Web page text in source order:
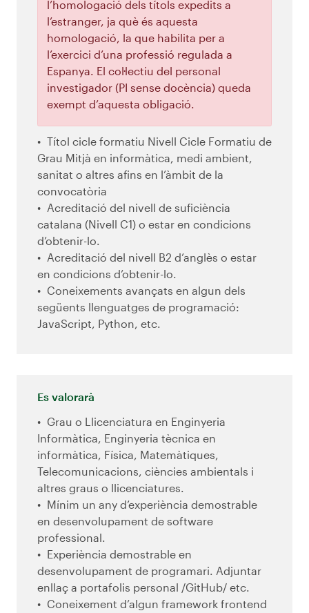
l’homologació dels títols expedits a
l’estranger, ja què és aquesta
homologació, la que habilita per a
l’exercici d’una professió regulada a
Espanya. El col·lectiu del personal
investigador (PI sense docència) queda
exempt d’aquesta obligació.
Títol cicle formatiu Nivell Cicle Formatiu de
Grau Mitjà en informàtica, medi ambient,
sanitat o altres afins en l’àmbit de la
convocatòria
Acreditació del nivell de suficiència
catalana (Nivell C1) o estar en condicions
d’obtenir-lo.
Acreditació del nivell B2 d’anglès o estar
en condicions d’obtenir-lo.
Coneixements avançats en algun dels
següents llenguatges de programació:
JavaScript, Python, etc.
Es valorarà
Grau o Llicenciatura en Enginyeria
Informàtica, Enginyeria tècnica en
informàtica, Física, Matemàtiques,
Telecomunicacions, ciències ambientals i
altres graus o llicenciatures.
Mínim un any d’experiència demostrable
en desenvolupament de software
professional.
Experiència demostrable en
desenvolupament de programari. Adjuntar
enllaç a portafolis personal /GitHub/ etc.
Coneixement d’algun framework frontend